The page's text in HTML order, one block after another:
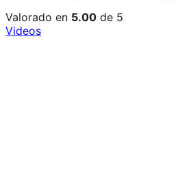
Valorado en 5.00 de 5
Videos